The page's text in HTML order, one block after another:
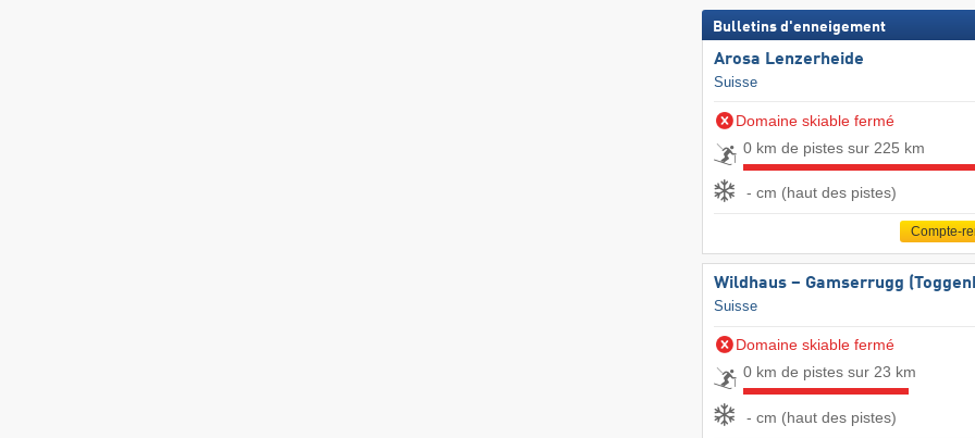
Bulletins d'enneigement
Arosa Lenzerheide
Suisse
Domaine skiable fermé
0 km de pistes sur 225 km
- cm (haut des pistes)
Compte-
Wildhaus – Gamserrugg
Suisse
Domaine skiable fermé
0 km de pistes sur 23 km
- cm (haut des pistes)